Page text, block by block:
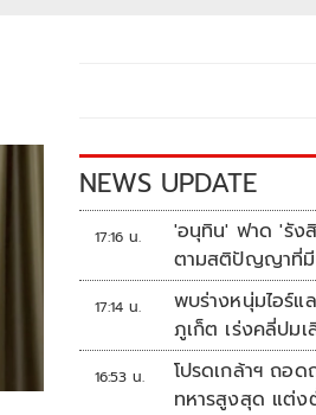
NEWS UPDATE
17:16 น.
'อนุทิน' ฟาด 'รัง
ตามสติปัญญาที่มี
ท้องถิ่น
17:14 น.
พบร่างหนุ่มไอร์
ภูเก็ต เร่งคลี่ปม
16:53 น.
โปรดเกล้าฯ ถอ
ทหารสูงสุด แต่ง